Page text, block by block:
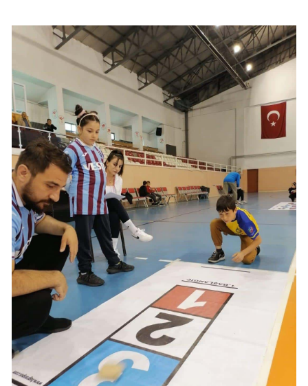
Niğde
Ordu
Rize
Samsun
Sinop
Tekirdağ
Tokat
Trabzon
Tunceli
Şanlıurfa